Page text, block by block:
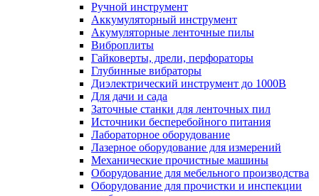
Ручной инструмент
Аккумуляторный инструмент
Акумуляторные ленточные пилы
Виброплиты
Гайковерты, дрели, перфораторы
Глубинные вибраторы
Диэлектрический инструмент до 1000В
Для дачи и сада
Заточные станки для ленточных пил
Источники бесперебойного питания
Лабораторное оборудование
Лазерное оборудование для измерений
Механические прочистные машины
Оборудование для мебельного производства
Оборудование для прочистки и инспекции